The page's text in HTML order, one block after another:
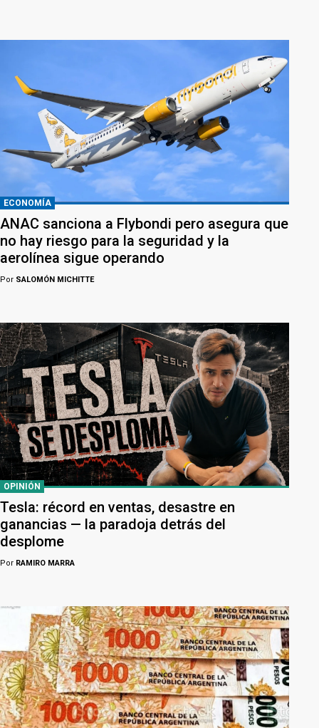
ECONOMÍA
ANAC sanciona a Flybondi pero asegura que
no hay riesgo para la seguridad y la
aerolínea sigue operando
Por SALOMÓN MICHITTE
OPINIÓN
Tesla: récord en ventas, desastre en
ganancias — la paradoja detrás del
desplome
Por RAMIRO MARRA